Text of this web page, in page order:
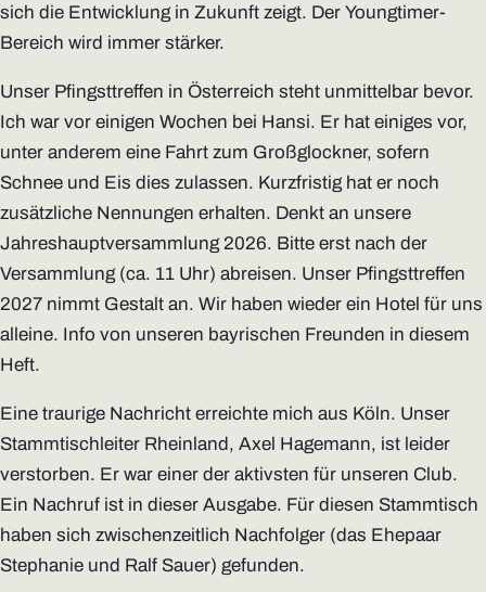
sich die Entwicklung in Zukunft zeigt. Der Youngtimer-
Bereich wird immer stärker.
Unser Pfingsttreffen in Österreich steht unmittelbar bevor.
Ich war vor einigen Wochen bei Hansi. Er hat einiges vor,
unter anderem eine Fahrt zum Großglockner, sofern
Schnee und Eis dies zulassen. Kurzfristig hat er noch
zusätzliche Nennungen erhalten. Denkt an unsere
Jahreshauptversammlung 2026. Bitte erst nach der
Versammlung (ca. 11 Uhr) abreisen. Unser Pfingsttreffen
2027 nimmt Gestalt an. Wir haben wieder ein Hotel für uns
alleine. Info von unseren bayrischen Freunden in diesem
Heft.
Eine traurige Nachricht erreichte mich aus Köln. Unser
Stammtischleiter Rheinland, Axel Hagemann, ist leider
verstorben. Er war einer der aktivsten für unseren Club.
Ein Nachruf ist in dieser Ausgabe. Für diesen Stammtisch
haben sich zwischenzeitlich Nachfolger (das Ehepaar
Stephanie und Ralf Sauer) gefunden.